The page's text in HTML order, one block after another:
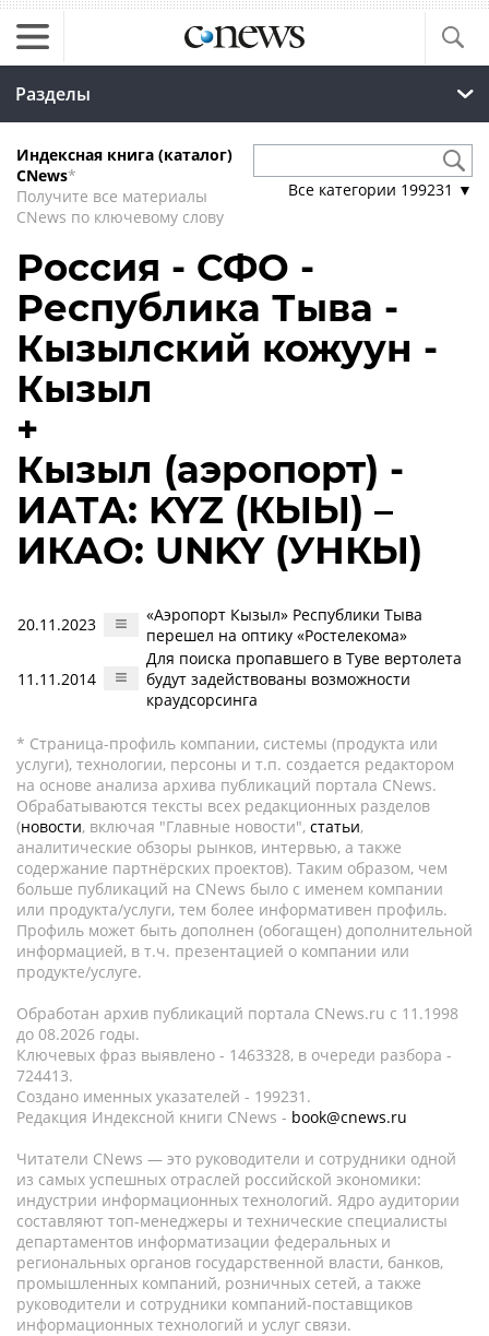
Разделы
Индексная книга (каталог)
CNews*
Получите все материалы
CNews по ключевому слову
Все категории 199231 ▼
Россия - СФО -
Республика Тыва -
Кызылский кожуун -
Кызыл
+
Кызыл (аэропорт) -
ИАТА: KYZ (КЫЫ) –
ИКАО: UNKY (УНКЫ)
20.11.2023
«Аэропорт Кызыл» Республики Тыва
перешел на оптику «Ростелекома»
11.11.2014
Для поиска пропавшего в Туве вертолета
будут задействованы возможности
краудсорсинга
* Страница-профиль компании, системы (продукта или
услуги), технологии, персоны и т.п. создается редактором
на основе анализа архива публикаций портала CNews.
Обрабатываются тексты всех редакционных разделов
(новости, включая "Главные новости", статьи,
аналитические обзоры рынков, интервью, а также
содержание партнёрских проектов). Таким образом, чем
больше публикаций на CNews было с именем компании
или продукта/услуги, тем более информативен профиль.
Профиль может быть дополнен (обогащен) дополнительной
информацией, в т.ч. презентацией о компании или
продукте/услуге.
Обработан архив публикаций портала CNews.ru c 11.1998
до 08.2026 годы.
Ключевых фраз выявлено - 1463328, в очереди разбора -
724413.
Создано именных указателей - 199231.
Редакция Индексной книги CNews - book@cnews.ru
Читатели CNews — это руководители и сотрудники одной
из самых успешных отраслей российской экономики:
индустрии информационных технологий. Ядро аудитории
составляют топ-менеджеры и технические специалисты
департаментов информатизации федеральных и
региональных органов государственной власти, банков,
промышленных компаний, розничных сетей, а также
руководители и сотрудники компаний-поставщиков
информационных технологий и услуг связи.